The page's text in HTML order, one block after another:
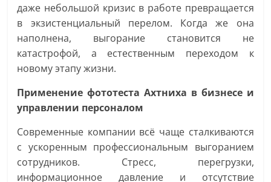
даже небольшой кризис в работе превращается
в экзистенциальный перелом. Когда же она
наполнена, выгорание становится не
катастрофой, а естественным переходом к
новому этапу жизни.
Применение фототеста Ахтниха в бизнесе и
управлении персоналом
Современные компании всё чаще сталкиваются
с ускоренным профессиональным выгоранием
сотрудников. Стресс, перегрузки,
информационное давление и отсутствие